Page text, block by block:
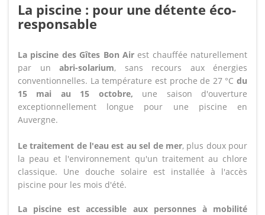
La piscine : pour une détente éco-
responsable
La piscine des Gîtes Bon Airest chauffée naturellement
par un abri-solarium, sans recours aux énergies
conventionnelles. La température est proche de 27 °C du
15 mai au 15 octobre, une saison d'ouverture
exceptionnellement longue pour une piscine en
Auvergne.
Le traitement de l'eau est au sel de mer, plus doux pour
la peau et l'environnement qu'un traitement au chlore
classique. Une douche solaire est installée à l'accès
piscine pour les mois d'été.
La piscine est accessible aux personnes à mobilité